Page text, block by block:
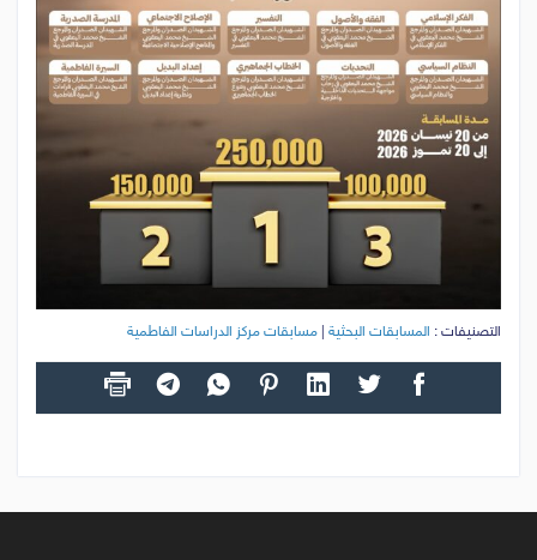
التصنيفات : المسابقات البحثية مسابقات مركز الدراسات الفاطمية